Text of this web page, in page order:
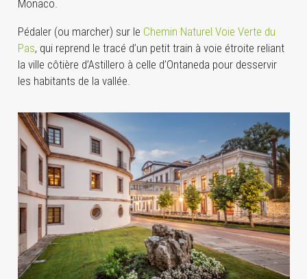
Monaco.
Pédaler (ou marcher) sur le Chemin Naturel Voie Verte du
Pas, qui reprend le tracé d’un petit train à voie étroite reliant
la ville côtière d’Astillero à celle d’Ontaneda pour desservir
les habitants de la vallée.